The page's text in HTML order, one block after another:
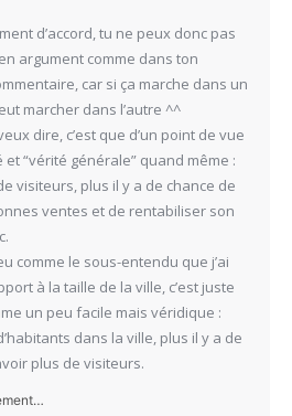
d’accord, tu ne peux donc pas
argument comme dans ton
car si ça marche dans un
marcher dans l’autre ^^
dire, c’est que d’un point de vue
“vérité générale” quand même :
visiteurs, plus il y a de chance de
ventes et de rentabiliser son
comme le sous-entendu que j’ai
à la taille de la ville, c’est juste
un peu facile mais véridique :
dans la ville, plus il y a de
plus de visiteurs.